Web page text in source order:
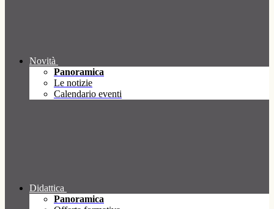
Novità
Panoramica
Le notizie
Calendario eventi
Didattica
Panoramica